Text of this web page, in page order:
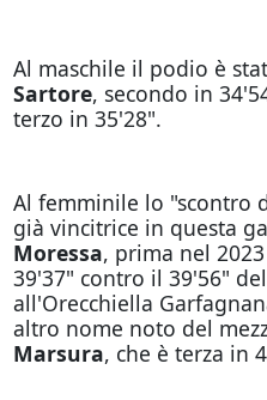
Al maschile il podio è
Sartore, secondo in
terzo in 35'28".
Al femminile lo "scontro
già vincitrice in questa
Moressa, prima nel
39'37" contro il 39'56"
all'Orecchiella
altro nome noto del
Marsura, che è terza in